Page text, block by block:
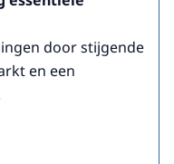
door stijgende
en een